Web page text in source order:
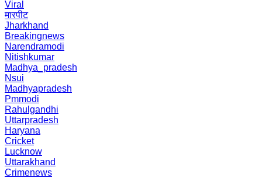
Viral
मारपीट
Jharkhand
Breakingnews
Narendramodi
Nitishkumar
Madhya_pradesh
Nsui
Madhyapradesh
Pmmodi
Rahulgandhi
Uttarpradesh
Haryana
Cricket
Lucknow
Uttarakhand
Crimenews